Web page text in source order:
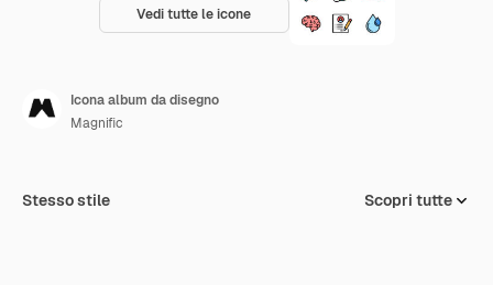
Vedi tutte le icone
Icona album da disegno
Magnific
Stesso stile Scopri tutte